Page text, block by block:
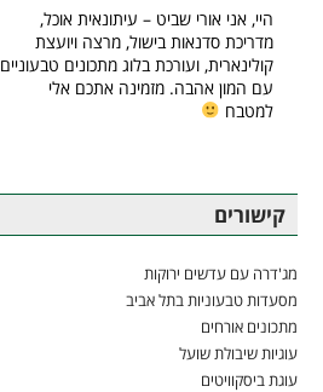
היי, אני אורי שביט – עיתונאית אוכל,
מדריכת סדנאות בישול, מרצה ויועצת
קולינארית, ועורכת בלוג מתכונים טבעוניים
עם המון אהבה. מזמינה אתכם אלי
למטבח
קישורים
מג'דרה עם עדשים ירוקות
מסעדות טבעוניות בתל אביב
מתכונים אורחים
עוגיות שיבולת שועל
עוגת ביסקוויטים